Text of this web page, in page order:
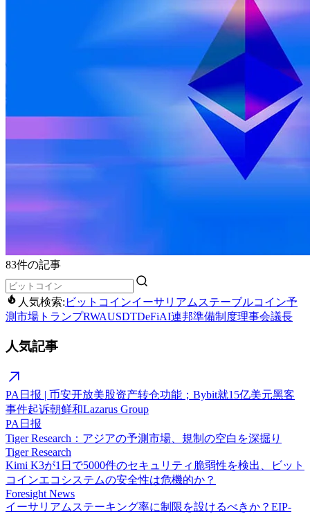
83件の記事
人気検索: ビットコインイーサリアム ステーブルコイン予
測市場 トランプRWAUSDTDeFiAI連邦準備制度理事会議長
人気記事
PA日报 | 币安开放美股资产转仓功能；Bybit就15亿美元黑客
事件起诉朝鲜和Lazarus Group
PA日报
Tiger Research：アジアの予測市場、規制の空白を深掘り
Tiger Research
Kimi K3が1日で5000件のセキュリティ脆弱性を検出、ビット
コインエコシステムの安全性は危機的か？
Foresight News
イーサリアムステーキング率に制限を設けるべきか？EIP-